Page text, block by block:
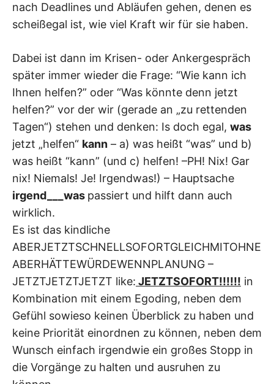
nach Deadlines und Abläufen gehen, denen es
scheißegal ist, wie viel Kraft wir für sie haben.
Dabei ist dann im Krisen- oder Ankergespräch
später immer wieder die Frage: “Wie kann ich
Ihnen helfen?” oder “Was könnte denn jetzt
helfen?” vor der wir (gerade an „zu rettenden
Tagen“) stehen und denken: Is doch egal, was
jetzt „helfen“ kann – a) was heißt “was” und b)
was heißt “kann” (und c) helfen! –PH! Nix! Gar
nix! Niemals! Je! Irgendwas!) – Hauptsache
irgend___was passiert und hilft dann auch
wirklich.
Es ist das kindliche
ABERJETZTSCHNELLSOFORTGLEICHMITOHNE
ABERHÄTTEWÜRDEWENNPLANUNG –
JETZTJETZTJETZT like: JETZTSOFORT!!!!!! in
Kombination mit einem Egoding, neben dem
Gefühl sowieso keinen Überblick zu haben und
keine Priorität einordnen zu können, neben dem
Wunsch einfach irgendwie ein großes Stopp in
die Vorgänge zu halten und ausruhen zu